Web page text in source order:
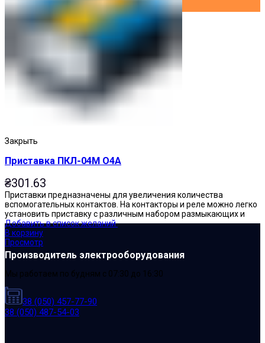
Закрыть
Приставка ПКЛ-04М О4А
₴301.63
Приставки предназначены для увеличения количества
вспомогательных контактов. На контакторы и реле можно легко
установить приставку с различным набором размыкающих и
Добавить в список желаний
В корзину
Просмотр
Производитель электрооборудования
Мы работаем по будням с 07:30 до 16:30
38 (050) 457-77-90
38 (050) 487-54-03